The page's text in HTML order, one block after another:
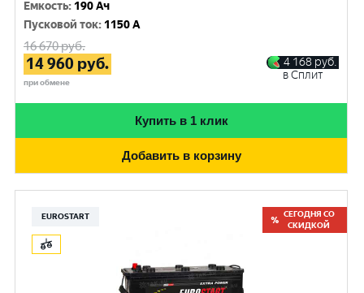
Емкость: 190 Ач
Пусковой ток: 1150 A
16 670руб.
14 960 руб.
при обмене
4 168 руб.
в Сплит
Купить в 1 клик
Добавить в корзину
EUROSTART
СЕГОДНЯ СО
СКИДКОЙ